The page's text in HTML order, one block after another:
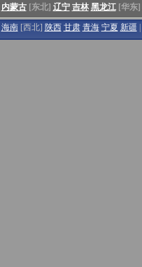
内蒙古[东北] 辽宁 吉林 黑龙江[华东]
海南[西北] 陕西 甘肃 青海 宁夏 新疆